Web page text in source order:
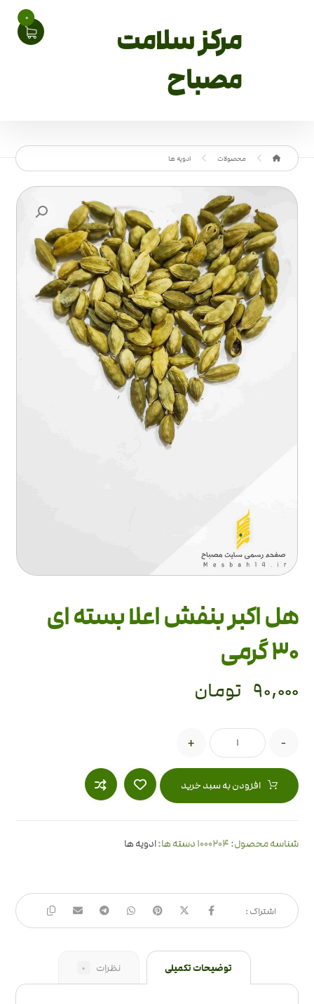
مرکز سلامت
مصباح
0
محصولات ادویه ها
بزرگنمایی تصویر
هل اکبر بنفش اعلا بسته ای
30 گرمی
۹۰,۰۰۰ تومان
-
+
افزودن به سبد خرید
شناسه محصول: 1000204 دسته ها:ادویه ها
توضیحات تکمیلی نظرات 0